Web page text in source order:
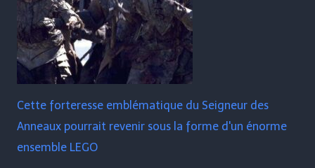
Cette forteresse emblématique du Seigneur des
Anneaux pourrait revenir sous la forme d'un énorme
ensemble LEGO